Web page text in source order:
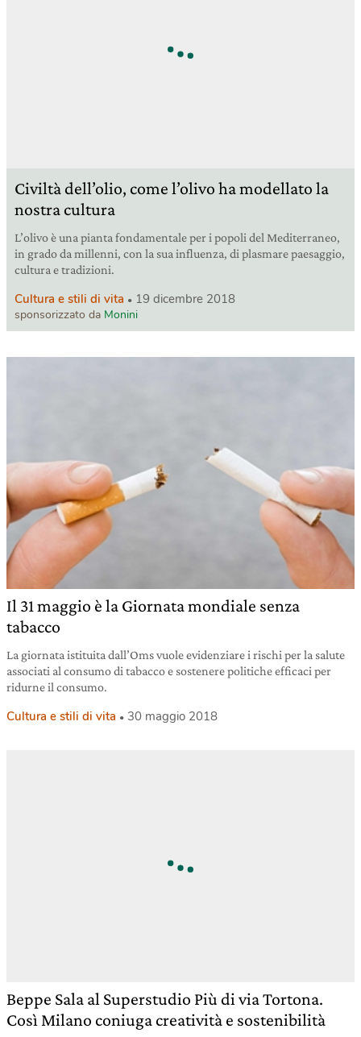
Civiltà dell’olio, come l’olivo ha modellato la
nostra cultura
L’olivo è una pianta fondamentale per i popoli del Mediterraneo,
in grado da millenni, con la sua influenza, di plasmare paesaggio,
cultura e tradizioni.
Cultura e stili di vita 19 dicembre 2018
sponsorizzato da Monini
Il 31 maggio è la Giornata mondiale senza
tabacco
La giornata istituita dall’Oms vuole evidenziare i rischi per la salute
associati al consumo di tabacco e sostenere politiche efficaci per
ridurne il consumo.
Cultura e stili di vita 30 maggio 2018
Beppe Sala al Superstudio Più di via Tortona.
Così Milano coniuga creatività e sostenibilità